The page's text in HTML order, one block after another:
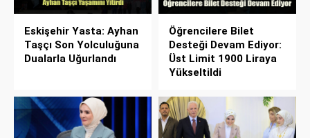
Eskişehir Yasta: Ayhan
Taşçı Son Yolculuğuna
Dualarla Uğurlandı
Öğrencilere Bilet
Desteği Devam Ediyor:
Üst Limit 1900 Liraya
Yükseltildi